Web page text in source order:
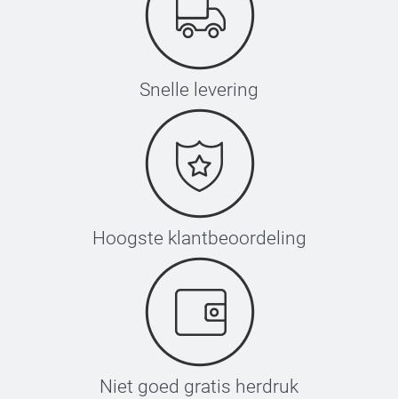
Snelle levering
Hoogste klantbeoordeling
Niet goed gratis herdruk